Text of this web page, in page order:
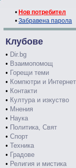
• Нов потребител
• Забравена парола
Клубове
• Dir.bg
• Взаимопомощ
• Горещи теми
• Компютри и Интернет
• Контакти
• Култура и изкуство
• Мнения
• Наука
• Политика, Свят
• Спорт
• Техника
• Градове
• Религия и мистика